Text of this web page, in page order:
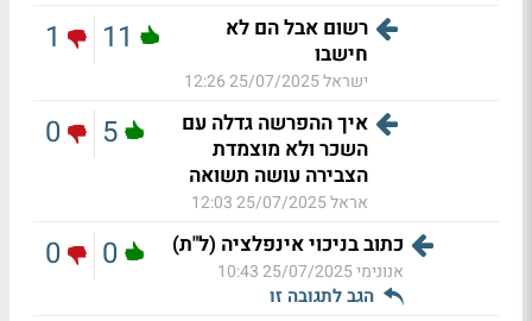
רשום אבל הם לא
חישבו
ישראל25/07/2025 12:26
11
1
איך ההפרשה גדלה עם
השכר ולא מוצמדת
הצבירה עושה תשואה
אראל25/07/2025 12:03
5
0
כתוב בניכוי אינפלציה (ל"ת)
אנונימי25/07/2025 10:43
הגב לתגובה זו
0
0